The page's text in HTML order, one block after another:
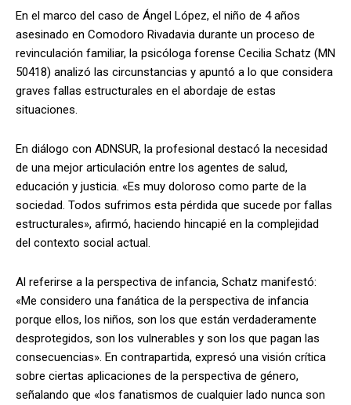
En el marco del caso de Ángel López, el niño de 4 años
asesinado en Comodoro Rivadavia durante un proceso de
revinculación familiar, la psicóloga forense Cecilia Schatz (MN
50418) analizó las circunstancias y apuntó a lo que considera
graves fallas estructurales en el abordaje de estas
situaciones.
En diálogo con ADNSUR, la profesional destacó la necesidad
de una mejor articulación entre los agentes de salud,
educación y justicia. «Es muy doloroso como parte de la
sociedad. Todos sufrimos esta pérdida que sucede por fallas
estructurales», afirmó, haciendo hincapié en la complejidad
del contexto social actual.
Al referirse a la perspectiva de infancia, Schatz manifestó:
«Me considero una fanática de la perspectiva de infancia
porque ellos, los niños, son los que están verdaderamente
desprotegidos, son los vulnerables y son los que pagan las
consecuencias». En contrapartida, expresó una visión crítica
sobre ciertas aplicaciones de la perspectiva de género,
señalando que «los fanatismos de cualquier lado nunca son